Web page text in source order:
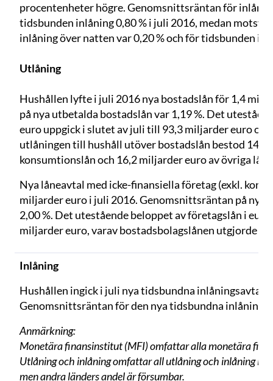
procentenheter högre. Genomsnittsräntan för
tidsbunden inlåning 0,80 % i juli 2016, medan
inlåning över natten var 0,20 % och för tidsbunden
Utlåning
Hushållen lyfte i juli 2016 nya bostadslån för 1,4
på nya utbetalda bostadslån var 1,19 %. Det
euro uppgick i slutet av juli till 93,3 miljarder euro och
utlåningen till hushåll utöver bostadslån bestod 14,4
konsumtionslån och 16,2 miljarder euro av övriga lån
Nya låneavtal med icke-finansiella företag (exkl.
miljarder euro i juli 2016. Genomsnittsräntan på nya
2,00 %. Det utestående beloppet av företagslån i
miljarder euro, varav bostadsbolagslånen utgjorde
Inlåning
Hushållen ingick i juli nya tidsbundna inlåningsavtal
Genomsnittsräntan för den nya tidsbundna
Anmärkning:
Monetära finansinstitut (MFI) omfattar alla monetära
Utlåning och inlåning omfattar all utlåning och inlåning i
men andra länders andel är försumbar.